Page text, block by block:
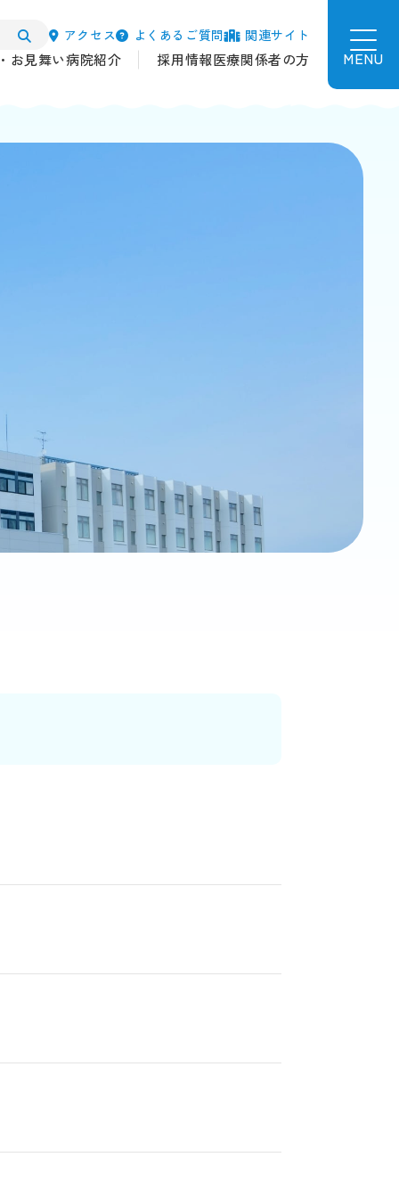
アクセス よくあるご質問 関連サイト
お見舞い病院紹介 採用情報医療関係者の方 MENU